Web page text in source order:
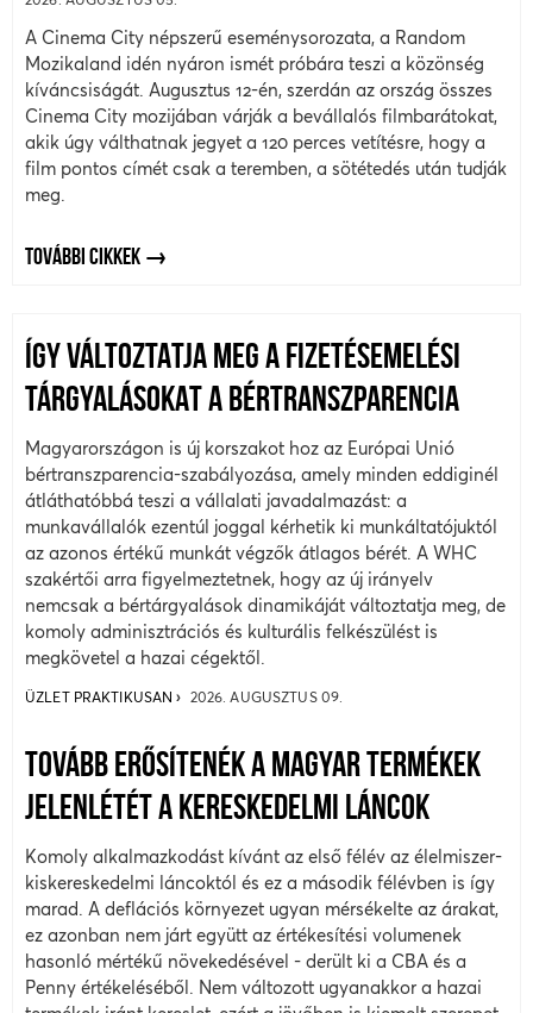
A Cinema City népszerű eseménysorozata, a Random
Mozikaland idén nyáron ismét próbára teszi a közönség
kíváncsiságát. Augusztus 12-én, szerdán az ország összes
Cinema City mozijában várják a bevállalós filmbarátokat,
akik úgy válthatnak jegyet a 120 perces vetítésre, hogy a
film pontos címét csak a teremben, a sötétedés után tudják
meg.
TOVÁBBI CIKKEK
ÍGY VÁLTOZTATJA MEG A FIZETÉSEMELÉSI
TÁRGYALÁSOKAT A BÉRTRANSZPARENCIA
Magyarországon is új korszakot hoz az Európai Unió
bértranszparencia-szabályozása, amely minden eddiginél
átláthatóbbá teszi a vállalati javadalmazást: a
munkavállalók ezentúl joggal kérhetik ki munkáltatójuktól
az azonos értékű munkát végzők átlagos bérét. A WHC
szakértői arra figyelmeztetnek, hogy az új irányelv
nemcsak a bértárgyalások dinamikáját változtatja meg, de
komoly adminisztrációs és kulturális felkészülést is
megkövetel a hazai cégektől.
ÜZLET PRAKTIKUSAN 2026. AUGUSZTUS 09.
TOVÁBB ERŐSÍTENÉK A MAGYAR TERMÉKEK
JELENLÉTÉT A KERESKEDELMI LÁNCOK
Komoly alkalmazkodást kívánt az első félév az élelmiszer-
kiskereskedelmi láncoktól és ez a második félévben is így
marad. A deflációs környezet ugyan mérsékelte az árakat,
ez azonban nem járt együtt az értékesítési volumenek
hasonló mértékű növekedésével - derült ki a CBA és a
Penny értékeléséből. Nem változott ugyanakkor a hazai